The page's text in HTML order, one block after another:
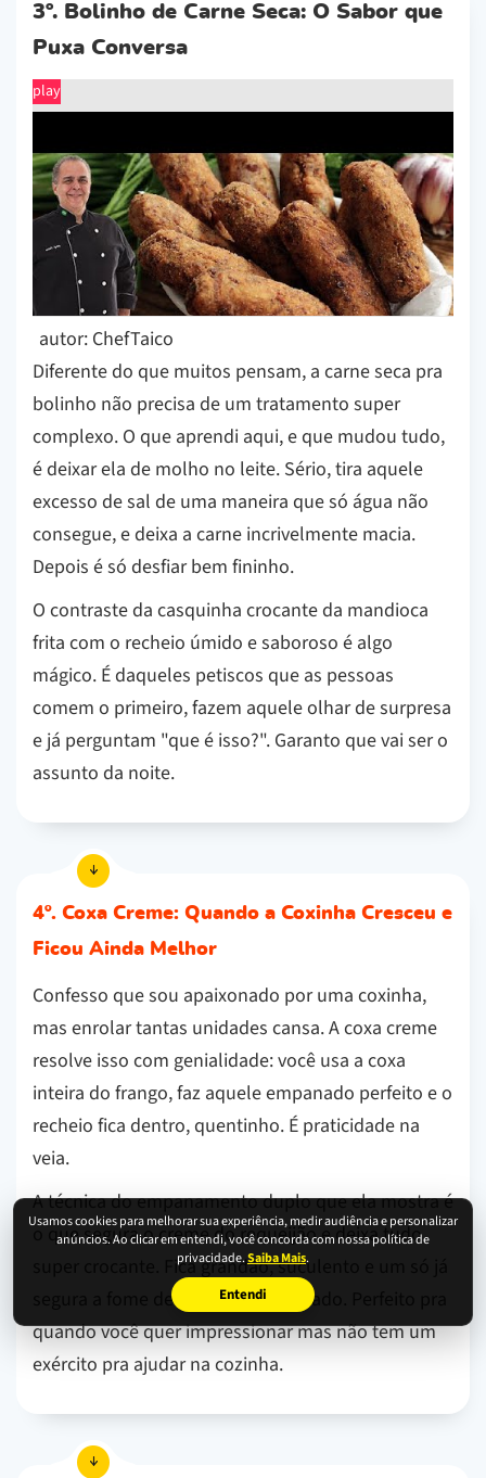
Usamos cookies para melhorar sua experiência, medir audiência e personalizar
anúncios. Ao clicar em entendi, você concorda com nossa política de
privacidade.Saiba Mais.
Entendi
3º. Bolinho de Carne Seca: O Sabor que
Puxa Conversa
play
autor: ChefTaico
Diferente do que muitos pensam, a carne seca pra
bolinho não precisa de um tratamento super
complexo. O que aprendi aqui, e que mudou tudo,
é deixar ela de molho no leite. Sério, tira aquele
excesso de sal de uma maneira que só água não
consegue, e deixa a carne incrivelmente macia.
Depois é só desfiar bem fininho.
O contraste da casquinha crocante da mandioca
frita com o recheio úmido e saboroso é algo
mágico. É daqueles petiscos que as pessoas
comem o primeiro, fazem aquele olhar de surpresa
e já perguntam "que é isso?". Garanto que vai ser o
assunto da noite.
4º. Coxa Creme: Quando a Coxinha Cresceu e
Ficou Ainda Melhor
Confesso que sou apaixonado por uma coxinha,
mas enrolar tantas unidades cansa. A coxa creme
resolve isso com genialidade: você usa a coxa
inteira do frango, faz aquele empanado perfeito e o
recheio fica dentro, quentinho. É praticidade na
veia.
A técnica do empanamento duplo que ela mostra é
o que segura o creme do requeijão e deixa tudo
super crocante. Fica grandão, suculento e um só já
segura a fome de qualquer convidado. Perfeito pra
quando você quer impressionar mas não tem um
exército pra ajudar na cozinha.